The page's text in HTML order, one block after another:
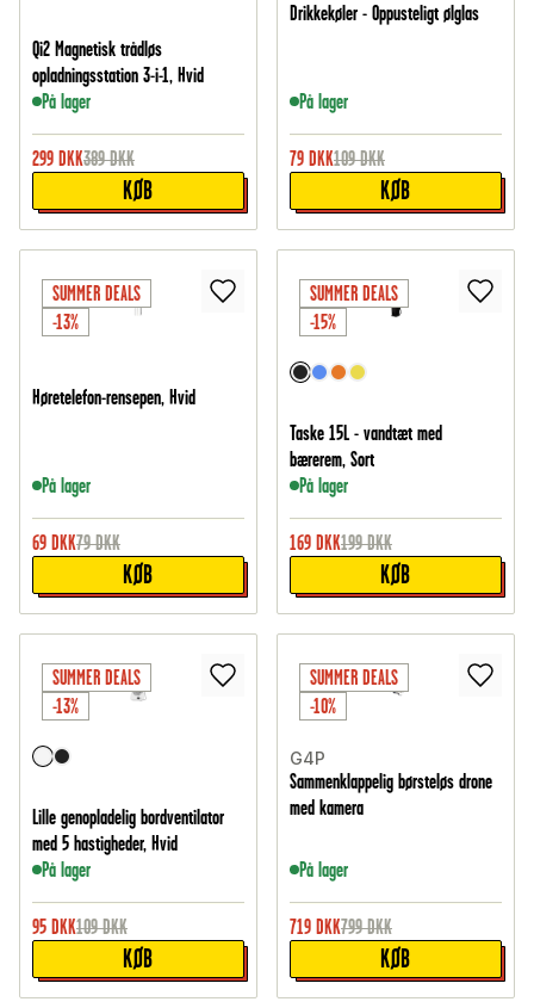
Qi2 Magnetisk trådløs
opladningsstation 3-i-1, Hvid
På lager
299 DKK389 DKK
KØB
Drikkekøler - Oppusteligt ølglas
På lager
79 DKK109 DKK
KØB
SUMMER DEALS
-13%
Høretelefon-rensepen, Hvid
På lager
69 DKK79 DKK
KØB
SUMMER DEALS
-15%
Taske 15L - vandtæt med
bærerem, Sort
På lager
169 DKK199 DKK
KØB
SUMMER DEALS
-13%
Lille genopladelig bordventilator
med 5 hastigheder, Hvid
På lager
95 DKK109 DKK
KØB
SUMMER DEALS
-10%
G4P
Sammenklappelig børsteløs drone
med kamera
På lager
719 DKK799 DKK
KØB